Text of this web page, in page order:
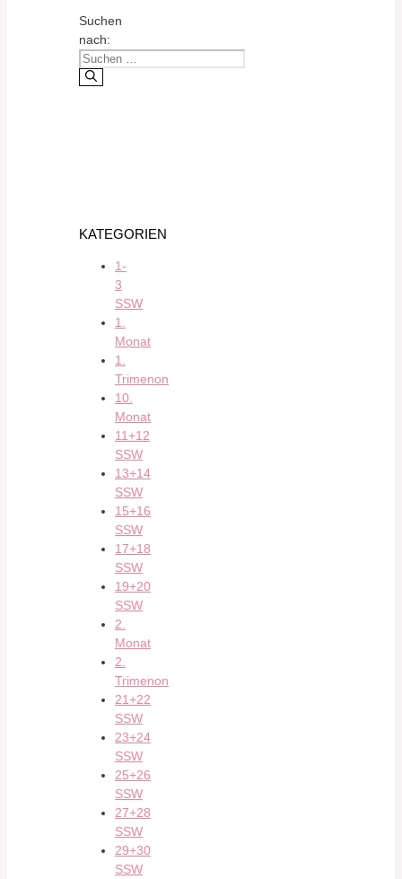
Suchen
nach:
KATEGORIEN
1-
3
SSW
1.
Monat
1.
Trimenon
10.
Monat
11+12
SSW
13+14
SSW
15+16
SSW
17+18
SSW
19+20
SSW
2.
Monat
2.
Trimenon
21+22
SSW
23+24
SSW
25+26
SSW
27+28
SSW
29+30
SSW